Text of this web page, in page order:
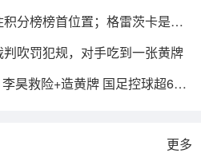
分榜榜首位置；格雷茨卡是我
吹罚犯规，对手吃到一张黄牌
昊救险+造黄牌 国足控球超6成
更多